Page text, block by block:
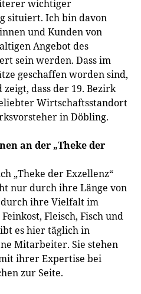
wichtiger
situiert. Ich bin davon
und Kunden von
Angebot des
sein werden. Dass im
geschaffen worden sind,
dass der 19. Bezirk
Wirtschaftsstandort
in Döbling.
an der „Theke der
„Theke der Exzellenz“
nur durch ihre Länge von
durch ihre Vielfalt im
Fleisch, Fisch und
es hier täglich in
Mitarbeiter. Sie stehen
ihrer Expertise bei
zur Seite.